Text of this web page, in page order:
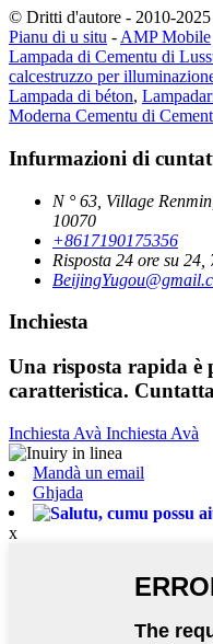
© Dritti d'autore - 2010-
Pianu di u situ - AMP Mobile
Lampada di Cementu di
calcestruzzo per
Lampada di béton,
Moderna Cementu di
Infurmazioni di
N ° 63, Village
10070
+8617190175356
Risposta 24 ore su
Inchiesta
Una risposta rapida è
caratteristica.
Inchiesta Avà Inchiesta Avà
Mandà un email
Ghjada
x